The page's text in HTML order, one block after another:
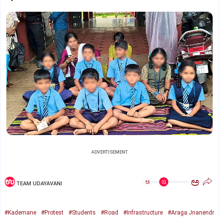
ADVERTISEMENT
TEAM UDAYAVANI ಅ ಅ
#Kademane #Protest #Students #Road #Infrastructure
#Araga Jnanendr